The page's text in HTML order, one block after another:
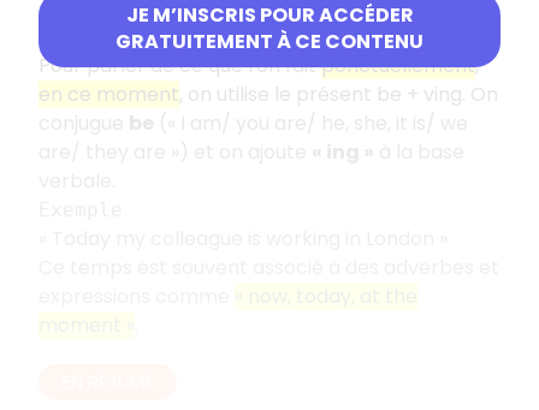
JE M’INSCRIS POUR ACCÉDER
GRATUITEMENT À CE CONTENU
Le présent be + ving
Pour parler de ce que l'on faitponctuellement,
en ce moment, on utilise le présent be + ving. On
be
(« I am/ you are/ he, she, it is/ we